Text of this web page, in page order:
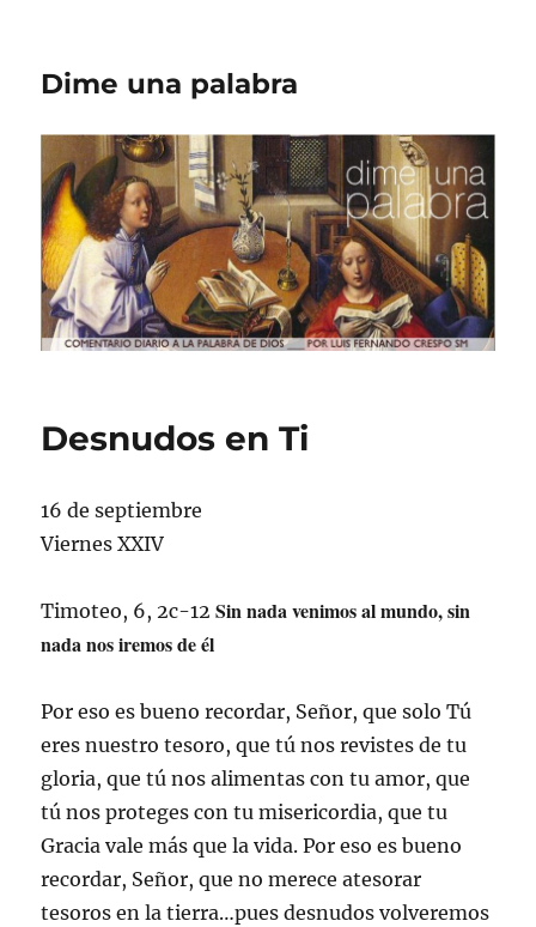
Dime una palabra
Desnudos en Ti
16 de septiembre
Viernes XXIV
Timoteo, 6, 2c-12Sin nada venimos al mundo, sin
nada nos iremos de él
Por eso es bueno recordar, Señor, que solo Tú
eres nuestro tesoro, que tú nos revistes de tu
gloria, que tú nos alimentas con tu amor, que
tú nos proteges con tu misericordia, que tu
Gracia vale más que la vida. Por eso es bueno
recordar, Señor, que no merece atesorar
tesoros en la tierra…pues desnudos volveremos